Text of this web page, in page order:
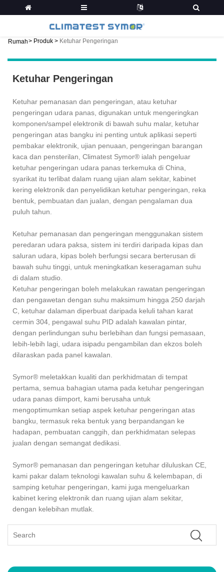
Rumah> Produk > Ketuhar Pengeringan
Ketuhar Pengeringan
Ketuhar pemanasan dan pengeringan, atau ketuhar
pengeringan udara panas, digunakan untuk mengeringkan
komponen/sampel elektronik di bawah suhu malar, ketuhar
pengeringan atas bangku ini penting untuk aplikasi seperti
pembakar elektronik, ujian penuaan, pengeringan barangan
kaca dan pensterilan, Climatest Symor® ialah pengeluar
ketuhar pengeringan udara panas terkemuka di China,
syarikat itu terlibat dalam ruang ujian alam sekitar, kabinet
kering elektronik dan penyelidikan ketuhar pengeringan, reka
bentuk, pembuatan dan jualan, dengan pengalaman dua
puluh tahun.
Ketuhar pemanasan dan pengeringan menggunakan sistem
peredaran udara paksa, sistem ini terdiri daripada kipas dan
saluran udara, kipas boleh berfungsi secara berterusan di
bawah suhu tinggi, untuk meningkatkan keseragaman suhu
di dalam studio.
Ketuhar pengeringan boleh melakukan rawatan pengeringan
dan pengawetan dengan suhu maksimum hingga 250 darjah
C, ketuhar dalaman diperbuat daripada keluli tahan karat
cermin 304, pengawal suhu PID adalah kawalan pintar,
dengan perlindungan suhu berlebihan dan fungsi pemasaan,
lebih-lebih lagi, udara isipadu pengambilan dan ekzos boleh
dilaraskan pada panel kawalan.
Symor® meletakkan kualiti dan perkhidmatan di tempat
pertama, semua bahagian utama pada ketuhar pengeringan
udara panas diimport, kami berusaha untuk
mengoptimumkan setiap aspek ketuhar pengeringan atas
bangku, termasuk reka bentuk yang berpandangan ke
hadapan, pembuatan canggih, dan perkhidmatan selepas
jualan dengan semangat dedikasi.
Symor® pemanasan dan pengeringan ketuhar diluluskan CE,
kami pakar dalam teknologi kawalan suhu & kelembapan, di
samping ketuhar pengeringan, kami juga mengeluarkan
kabinet kering elektronik dan ruang ujian alam sekitar,
dengan kelebihan mutlak.